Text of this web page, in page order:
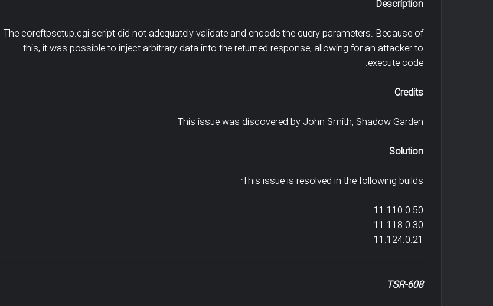
Description
The coreftpsetup.cgi script did not adequately validate and encode the query parameters. Because of
this, it was possible to inject arbitrary data into the returned response, allowing for an attacker to
execute code.
Credits
This issue was discovered by John Smith, Shadow Garden
Solution
This issue is resolved in the following builds:
11.110.0.50
11.118.0.30
11.124.0.21
TSR-608